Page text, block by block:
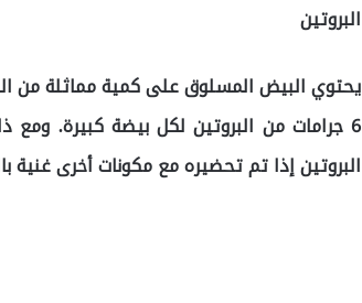
البروتين
يحتوي البيض المسلوق على كمية مماثلة من
6 جرامات من البروتين لكل بيضة كبيرة.
البروتين إذا تم تحضيره مع مكونات أخرى غنية